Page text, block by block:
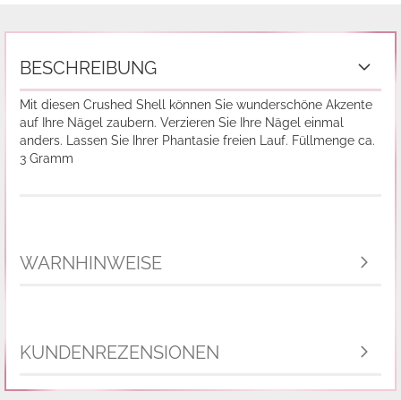
BESCHREIBUNG
Mit diesen Crushed Shell können Sie wunderschöne Akzente
auf Ihre Nägel zaubern. Verzieren Sie Ihre Nägel einmal
anders. Lassen Sie Ihrer Phantasie freien Lauf. Füllmenge ca.
3 Gramm
WARNHINWEISE
KUNDENREZENSIONEN